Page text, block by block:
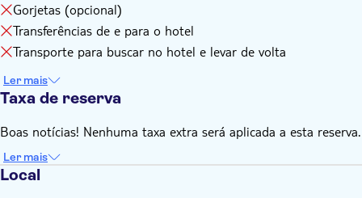
Recomenda-se o uso de calçado confortável, sem salto alto
ou chinelos.
Gorjetas (opcional)
Transferências de e para o hotel
Transporte para buscar no hotel e levar de volta
Ler mais
Taxa de reserva
Boas notícias! Nenhuma taxa extra será aplicada a esta reserva.
Ler mais
Local